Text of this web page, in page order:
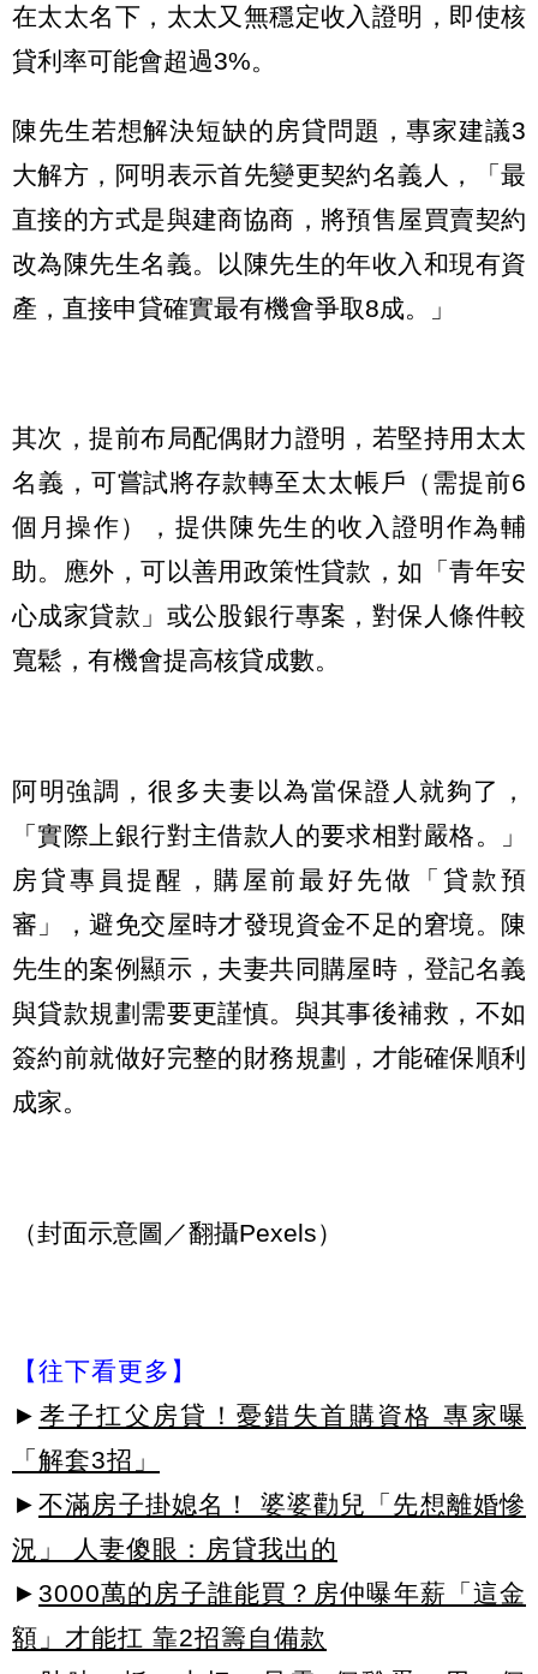
在太太名下，太太又無穩定收入證明，即使核
貸利率可能會超過3%。
陳先生若想解決短缺的房貸問題，專家建議3
大解方，阿明表示首先變更契約名義人，「最
直接的方式是與建商協商，將預售屋買賣契約
改為陳先生名義。以陳先生的年收入和現有資
產，直接申貸確實最有機會爭取8成。」
其次，提前布局配偶財力證明，若堅持用太太
名義，可嘗試將存款轉至太太帳戶（需提前6
個月操作），提供陳先生的收入證明作為輔
助。應外，可以善用政策性貸款，如「青年安
心成家貸款」或公股銀行專案，對保人條件較
寬鬆，有機會提高核貸成數。
阿明強調，很多夫妻以為當保證人就夠了，
「實際上銀行對主借款人的要求相對嚴格。」
房貸專員提醒，購屋前最好先做「貸款預
審」，避免交屋時才發現資金不足的窘境。陳
先生的案例顯示，夫妻共同購屋時，登記名義
與貸款規劃需要更謹慎。與其事後補救，不如
簽約前就做好完整的財務規劃，才能確保順利
成家。
（封面示意圖／翻攝Pexels）
【往下看更多】
► 孝子扛父房貸！憂錯失首購資格 專家曝
「解套3招」
► 不滿房子掛媳名！ 婆婆勸兒「先想離婚慘
況」 人妻傻眼：房貸我出的
► 3000萬的房子誰能買？房仲曝年薪「這金
額」才能扛 靠2招籌自備款